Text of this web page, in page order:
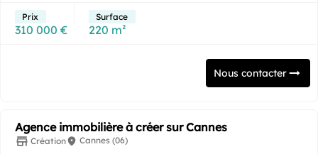
Prix
310 000 €
Surface
220 m²
Nous contacter
Agence immobilière à créer sur Cannes
Création Cannes (06)